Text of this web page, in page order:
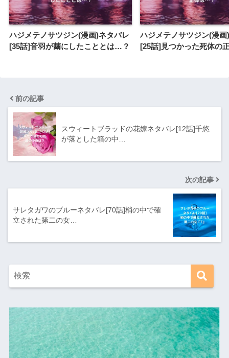
ハジメテノサツジン(漫画)ネタバレ
[35話]音羽が繭にしたこととは…？
ハジメテノサツジン(漫
[25話]見つかった死体の
前の記事
スウィートブラッドの花嫁ネタバレ[12話]千悠
が落とした箱の中…
次の記事
サレタガワのブルーネタバレ[70話]梢の中で確
立された第二の女…